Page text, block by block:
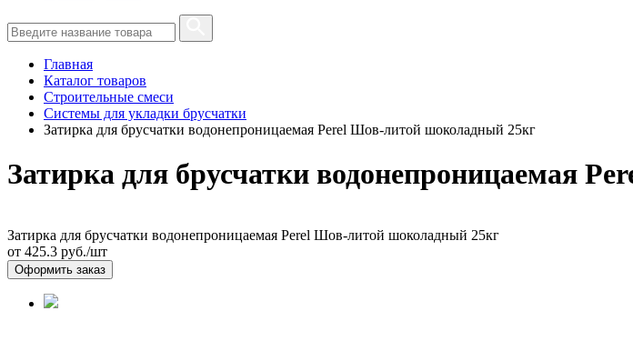
Главная
Каталог товаров
Строительные смеси
Системы для укладки брусчатки
Затирка для брусчатки водонепроницаемая Perel Шов-литой шоколадный 25кг
Затирка для брусчатки водонепроницаемая
Затирка для брусчатки водонепроницаемая Perel Шов-литой шоколадный 25кг
от 425.3 руб./шт
Оформить заказ